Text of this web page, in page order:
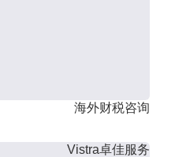
海外财税咨询
Vistra卓佳服务